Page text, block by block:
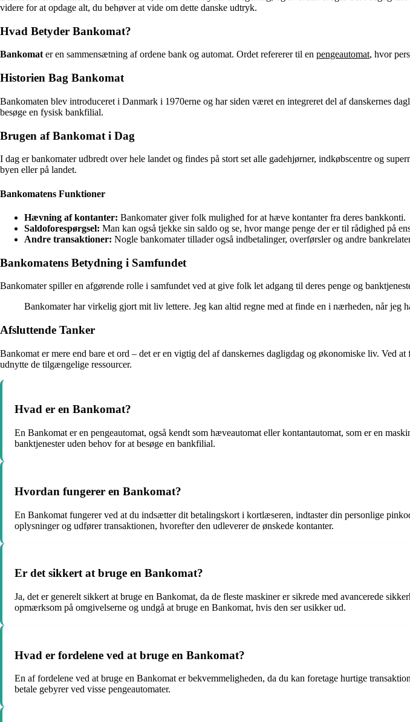
videre for at opdage alt, du behøver at vide om dette danske udtryk.
Hvad Betyder Bankomat?
Bankomat er en sammensætning af ordene bank og automat. Ordet refererer til en pengeautomat, hvor
Historien Bag Bankomat
Bankomaten blev introduceret i Danmark i 1970erne og har siden været en integreret del af danskernes
besøge en fysisk bankfilial.
Brugen af Bankomat i Dag
I dag er bankomater udbredt over hele landet og findes på stort set alle gadehjørner, indkøbscentre og
byen eller på landet.
Bankomatens Funktioner
Hævning af kontanter: Bankomater giver folk mulighed for at hæve kontanter fra deres bankkonti.
Saldoforespørgsel: Man kan også tjekke sin saldo og se, hvor mange penge der er til rådighed på
Andre transaktioner: Nogle bankomater tillader også indbetalinger, overførsler og andre
Bankomatens Betydning i Samfundet
Bankomater spiller en afgørende rolle i samfundet ved at give folk let adgang til deres penge og
Bankomater har virkelig gjort mit liv lettere. Jeg kan altid regne med at finde en i nærheden, når jeg
Afsluttende Tanker
Bankomat er mere end bare et ord – det er en vigtig del af danskernes dagligdag og økonomiske liv. Ved
udnytte de tilgængelige ressourcer.
Hvad er en Bankomat?
En Bankomat er en pengeautomat, også kendt som hæveautomat eller kontantautomat, som er en
banktjenester uden behov for at besøge en bankfilial.
Hvordan fungerer en Bankomat?
En Bankomat fungerer ved at du indsætter dit betalingskort i kortlæseren, indtaster din personlige
oplysninger og udfører transaktionen, hvorefter den udleverer de ønskede kontanter.
Er det sikkert at bruge en Bankomat?
Ja, det er generelt sikkert at bruge en Bankomat, da de fleste maskiner er sikrede med avancerede
opmærksom på omgivelserne og undgå at bruge en Bankomat, hvis den ser usikker ud.
Hvad er fordelene ved at bruge en Bankomat?
En af fordelene ved at bruge en Bankomat er bekvemmeligheden, da du kan foretage hurtige
betale gebyrer ved visse pengeautomater.